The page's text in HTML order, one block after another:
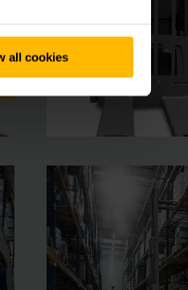
all cookies